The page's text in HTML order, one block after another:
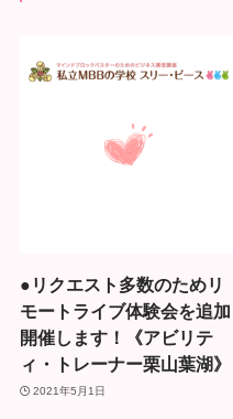
●リクエスト多数のためリ
モートライブ体験会を追加
開催します！《アビリテ
ィ・トレーナー栗山葉湖》
2021年5月1日